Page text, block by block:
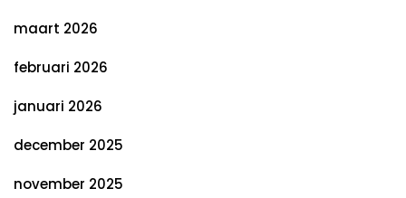
maart 2026
februari 2026
januari 2026
december 2025
november 2025